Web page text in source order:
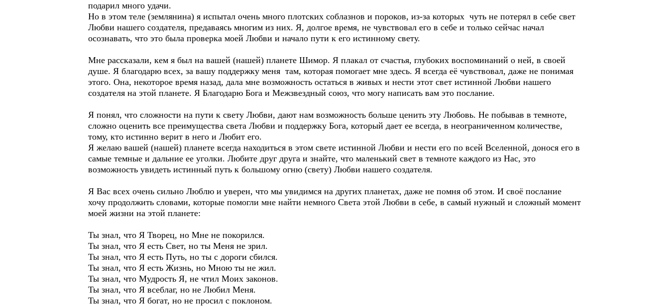
подарил много удачи.
Но в этом теле (землянина) я испытал очень много плотских соблазнов и пороков, из-за которых чуть не потерял в себе свет
Любви нашего создателя, предаваясь многим из них. Я, долгое время, не чувствовал его в себе и только сейчас начал
осознавать, что это была проверка моей Любви и начало пути к его истинному свету.
Мне рассказали, кем я был на вашей (нашей) планете Шимор. Я плакал от счастья, глубоких воспоминаний о ней, в своей
душе. Я благодарю всех, за вашу поддержку меня там, которая помогает мне здесь. Я всегда её чувствовал, даже не понимая
этого. Она, некоторое время назад, дала мне возможность остаться в живых и нести этот свет истинной Любви нашего
создателя на этой планете. Я Благодарю Бога и Межзвездный союз, что могу написать вам это послание.
Я понял, что сложности на пути к свету Любви, дают нам возможность больше ценить эту Любовь. Не побывав в темноте,
сложно оценить все преимущества света Любви и поддержку Бога, который дает ее всегда, в неограниченном количестве,
тому, кто истинно верит в него и Любит его.
Я желаю вашей (нашей) планете всегда находиться в этом свете истинной Любви и нести его по всей Вселенной, донося его в
самые темные и дальние ее уголки. Любите друг друга и знайте, что маленький свет в темноте каждого из Нас, это
возможность увидеть истинный путь к большому огню (свету) Любви нашего создателя.
Я Вас всех очень сильно Люблю и уверен, что мы увидимся на других планетах, даже не помня об этом. И своё послание
хочу продолжить словами, которые помогли мне найти немного Света этой Любви в себе, в самый нужный и сложный момент
моей жизни на этой планете:
Ты знал, что Я Творец, но Мне не покорился.
Ты знал, что Я есть Свет, но ты Меня не зрил.
Ты знал, что Я есть Путь, но ты с дороги сбился.
Ты знал, что Я есть Жизнь, но Мною ты не жил.
Ты знал, что Мудрость Я, не чтил Моих законов.
Ты знал, что Я всеблаг, но не Любил Меня.
Ты знал, что Я богат, но не просил с поклоном.